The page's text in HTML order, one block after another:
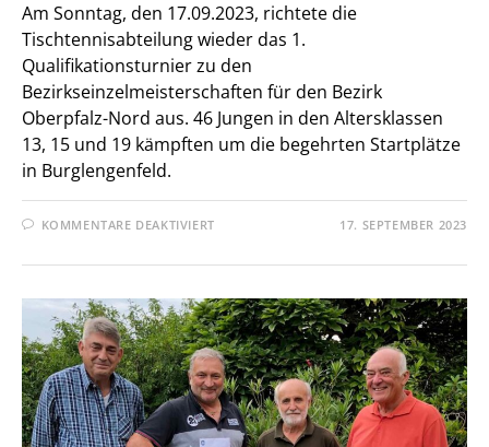
Am Sonntag, den 17.09.2023, richtete die
Tischtennisabteilung wieder das 1.
Qualifikationsturnier zu den
Bezirkseinzelmeisterschaften für den Bezirk
Oberpfalz-Nord aus. 46 Jungen in den Altersklassen
13, 15 und 19 kämpften um die begehrten Startplätze
in Burglengenfeld.
KOMMENTARE DEAKTIVIERTFÜR
WIEDER
AUS
17. SEPTEMBER 2023